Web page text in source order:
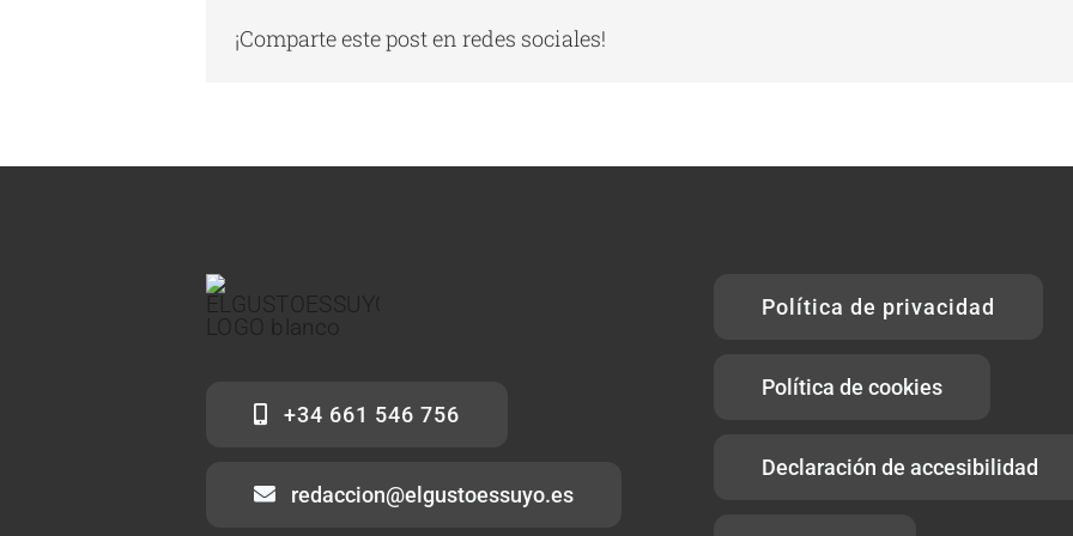
¡Comparte este post en redes sociales!
+34 661 546 756
redaccion@elgustoessuyo.es
Política de privacidad
Política de cookies
Declaración de accesibilidad